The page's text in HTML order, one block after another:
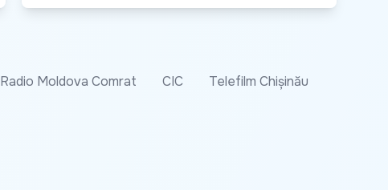
Radio Moldova Comrat CIC
Telefilm Chișinău